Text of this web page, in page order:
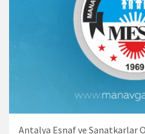
Antalya Esnaf ve Sanatkarlar